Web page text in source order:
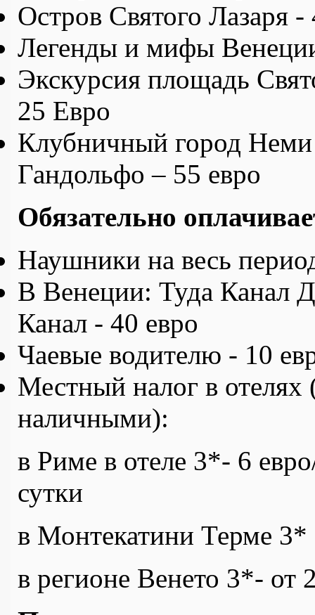
Остров Святого Лазаря -
Легенды и мифы
Экскурсия площадь
25 Евро
Клубничный город
Гандольфо – 55 евро
Обязательно
Наушники на весь
В Венеции: Туда Канал
Канал - 40 евро
Чаевые водителю - 10
Местный налог в отелях
наличными):
в Риме в отеле 3*- 6
сутки
в Монтекатини Терме 3*
в регионе Венето 3*- от